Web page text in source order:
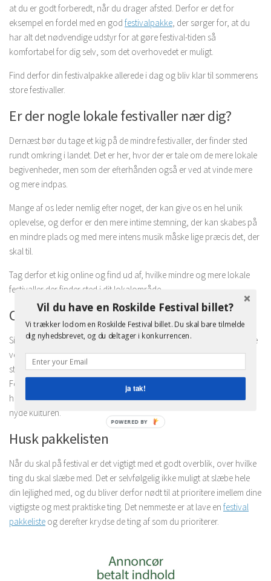
at du er godt forberedt, når du drager afsted. Derfor er det for
eksempel en fordel med en god festivalpakke , der sørger for, at du
har alt det nødvendige udstyr for at gøre festival-tiden så
komfortabel for dig selv, som det overhovedet er muligt.
Find derfor din festivalpakke allerede i dag og bliv klar til sommerens
store festivaller.
Er der nogle lokale festivaller nær dig?
Dernæst bør du tage et kig på de mindre festivaller, der finder sted
rundt omkring i landet. Det er her, hvor der er tale om de mere lokale
begivenheder, men som der efterhånden også er ved at vinde mere
og mere indpas.
Mange af os leder nemlig efter noget, der kan give os en hel unik
oplevelse, og derfor er den mere intime stemning, der kan skabes på
en mindre plads og med mere intens musik måske lige præcis det, der
skal til.
Tag derfor et kig online og find ud af, hvilke mindre og mere lokale
festivaller der finder sted i dit lokalområde.
Orientér dig i mulighederne ude i verden
Sidst men ikke mindst kan du også vende dit blik mod den store, vide
verden. Her er der nemlig også en lang række festivaller, der løber af
stablen, og de kan om noget give dig en uforglemmelig oplevelse.
For ikke nok med at du får brugt tid på at opleve en anden måde at
holde festival på, så kommer du også ud at rejse, hvorfor du kan
nyde kulturen.
Husk pakkelisten
Når du skal på festival er det vigtigt med et godt overblik, over hvilke
ting du skal slæbe med. Det er selvfølgelig ikke muligt at slæbe hele
din lejlighed med, og du bliver derfor nødt til at prioritere imellem dine
vigtigste og mest praktiske ting. Det nemmeste er at lave en festival
pakkeliste og derefter krydse de ting af som du prioriterer.
Vil du have en Roskilde Festival billet?
Vi trækker lod om en Roskilde Festival billet. Du skal bare tilmelde
dig nyhedsbrevet, og du deltager i konkurrencen.
ja tak!
POWERED BY